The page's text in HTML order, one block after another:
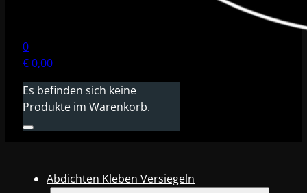
0
€0,00
Es befinden sich keine
Produkte im Warenkorb.
Abdichten Kleben Versiegeln